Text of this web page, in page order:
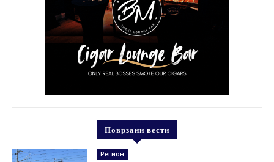
Поврзани вести
Регион